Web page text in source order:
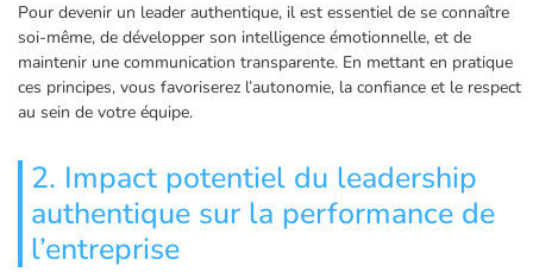
Pour devenir un leader authentique, il est essentiel de se connaître
soi-même, de développer son intelligence émotionnelle, et de
maintenir une communication transparente. En mettant en pratique
ces principes, vous favoriserez l’autonomie, la confiance et le respect
au sein de votre équipe.
2. Impact potentiel du leadership
authentique sur la performance de
l’entreprise